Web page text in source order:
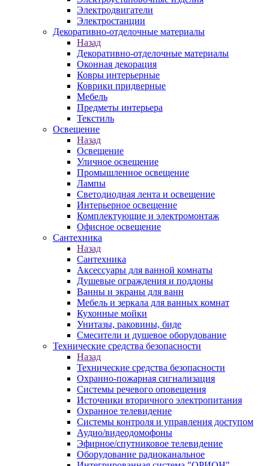
Электродвигатели
Электростанции
Декоративно-отделочные материалы
Назад
Декоративно-отделочные материалы
Оконная декорация
Ковры интерьерные
Коврики придверные
Мебель
Предметы интерьера
Текстиль
Освещение
Назад
Освещение
Уличное освещение
Промышленное освещение
Лампы
Светодиодная лента и освещение
Интерьерное освещение
Комплектующие и электромонтаж
Офисное освещение
Сантехника
Назад
Сантехника
Аксессуары для ванной комнаты
Душевые ограждения и поддоны
Ванны и экраны для ванн
Мебель и зеркала для ванных комнат
Кухонные мойки
Унитазы, раковины, биде
Смесители и душевое оборудование
Технические средства безопасности
Назад
Технические средства безопасности
Охранно-пожарная сигнализация
Системы речевого оповещения
Источники вторичного электропитания
Охранное телевидение
Системы контроля и управления доступом
Аудио/видеодомофоны
Эфирное/спутниковое телевидение
Оборудование радиоканальное